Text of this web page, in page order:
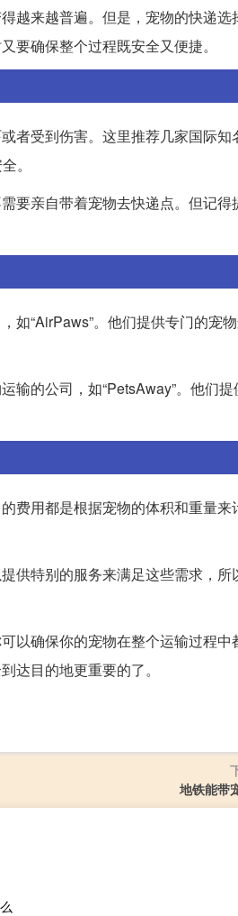
越来越普遍。但是，宠物的快递选
要确保整个过程既安全又便捷。
者受到伤害。这里推荐几家国际知
。
要亲自带着宠物去快递点。但记得
如“AirPaws”。他们提供专门的宠
输的公司，如“PetsAway”。他们
费用都是根据宠物的体积和重量来
供特别的服务来满足这些需求，所
以确保你的宠物在整个运输过程中
达目的地更重要的了。
地铁能带